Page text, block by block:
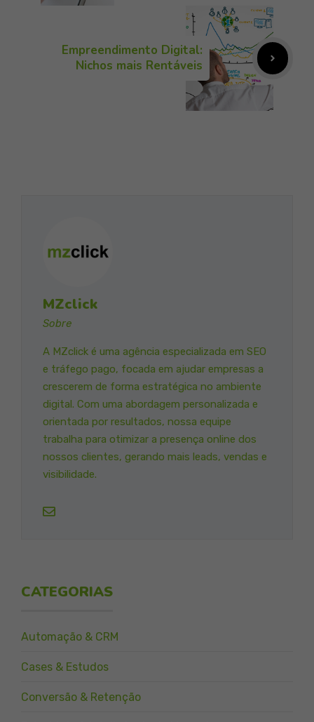
Empreendimento Digital:
Nichos mais Rentáveis
MZclick
Sobre
A MZclick é uma agência especializada em SEO
e tráfego pago, focada em ajudar empresas a
crescerem de forma estratégica no ambiente
digital. Com uma abordagem personalizada e
orientada por resultados, nossa equipe
trabalha para otimizar a presença online dos
nossos clientes, gerando mais leads, vendas e
visibilidade.
CATEGORIAS
Automação & CRM
Cases & Estudos
Conversão & Retenção